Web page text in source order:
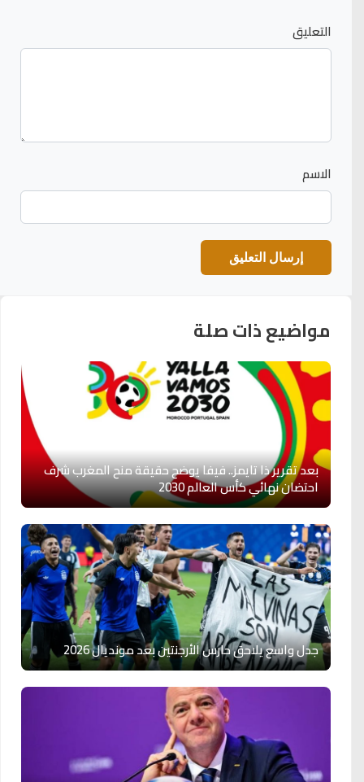
التعليق
الاسم
مواضيع ذات صلة
بعد تقرير ذا تايمز.. فيفا يوضح حقيقة منح المغرب شرف
احتضان نهائي كأس العالم 2030
جدل واسع يلاحق حارس الأرجنتين بعد مونديال 2026